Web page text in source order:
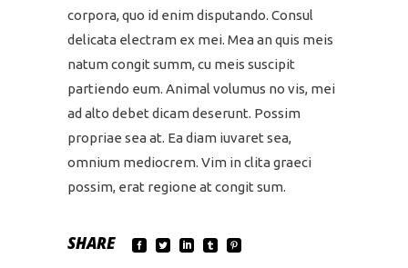
corpora, quo id enim disputando. Consul
delicata electram ex mei. Mea an quis meis
natum congit summ, cu meis suscipit
partiendo eum. Animal volumus no vis, mei
ad alto debet dicam deserunt. Possim
propriae sea at. Ea diam iuvaret sea,
omnium mediocrem. Vim in clita graeci
possim, erat regione at congit sum.
SHARE